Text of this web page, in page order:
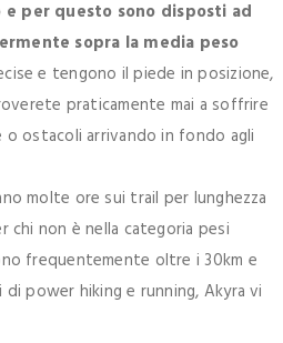
per questo sono disposti ad
sopra la media peso
e tengono il piede in posizione,
praticamente mai a soffrire
ostacoli arrivando in fondo agli
molte ore sui trail per lunghezza
chi non è nella categoria pesi
frequentemente oltre i 30km e
power hiking e running, Akyra vi